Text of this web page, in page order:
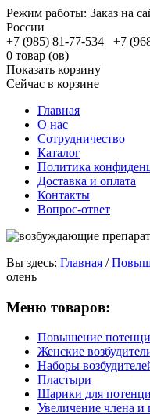
Режим работы: Заказ на
России
+7 (985) 81-77-534 +7
0 товар (ов)
Показать корзину
Сейчас в корзине
Главная
О нас
Сотрудничество
Каталог
Политика
Доставка и оплата
Контакты
Вопрос-ответ
Вы здесь: Главная /
олень
Меню товаров:
Повышение
Женские
Наборы
Пластыри
Шарики для
Увеличение члена и